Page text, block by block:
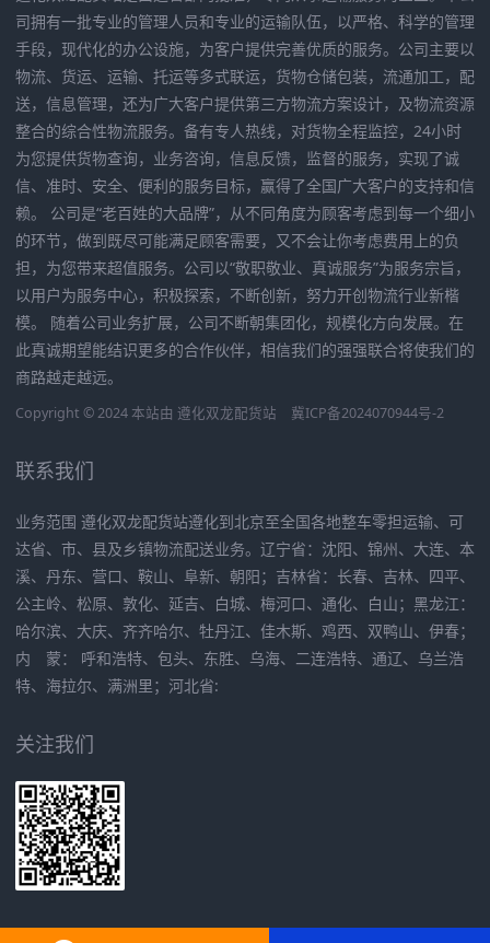
司拥有一批专业的管理人员和专业的运输队伍，以严格、科学的管理
手段，现代化的办公设施，为客户提供完善优质的服务。公司主要以
物流、货运、运输、托运等多式联运，货物仓储包装，流通加工，配
送，信息管理，还为广大客户提供第三方物流方案设计，及物流资源
整合的综合性物流服务。备有专人热线，对货物全程监控，24小时
为您提供货物查询，业务咨询，信息反馈，监督的服务，实现了诚
信、准时、安全、便利的服务目标，赢得了全国广大客户的支持和信
赖。 公司是“老百姓的大品牌”，从不同角度为顾客考虑到每一个细小
的环节，做到既尽可能满足顾客需要，又不会让你考虑费用上的负
担，为您带来超值服务。公司以“敬职敬业、真诚服务”为服务宗旨，
以用户为服务中心，积极探索，不断创新，努力开创物流行业新楷
模。 随着公司业务扩展，公司不断朝集团化，规模化方向发展。在
此真诚期望能结识更多的合作伙伴，相信我们的强强联合将使我们的
商路越走越远。
Copyright © 2024 本站由 遵化双龙配货站 冀ICP备2024070944号-2
联系我们
业务范围 遵化双龙配货站遵化到北京至全国各地整车零担运输、可
达省、市、县及乡镇物流配送业务。辽宁省：沈阳、锦州、大连、本
溪、丹东、营口、鞍山、阜新、朝阳；吉林省：长春、吉林、四平、
公主岭、松原、敦化、延吉、白城、梅河口、通化、白山；黑龙江：
哈尔滨、大庆、齐齐哈尔、牡丹江、佳木斯、鸡西、双鸭山、伊春；
内 蒙： 呼和浩特、包头、东胜、乌海、二连浩特、通辽、乌兰浩
特、海拉尔、满洲里；河北省:
关注我们